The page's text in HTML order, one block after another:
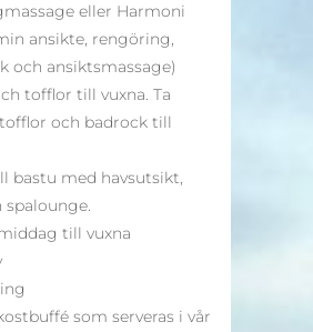
eller Harmoni
ansikte, rengöring,
och ansiktsmassage)
tofflor till vuxna. Ta
och badrock till
bastu med havsutsikt,
spalounge.
till vuxna
som serveras i vår